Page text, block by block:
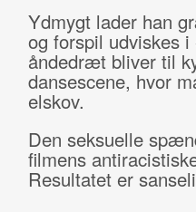
Ydmygt lader han
og forspil udviskes
åndedræt bliver til
dansescene, hvor
elskov.
Den seksuelle
filmens
Resultatet er